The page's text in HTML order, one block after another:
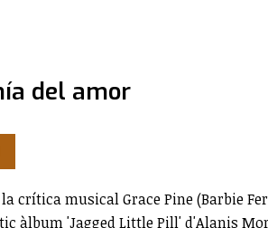
del amor
la crítica musical Grace Pine (Barbie
àlbum 'Jagged Little Pill' d'Alanis